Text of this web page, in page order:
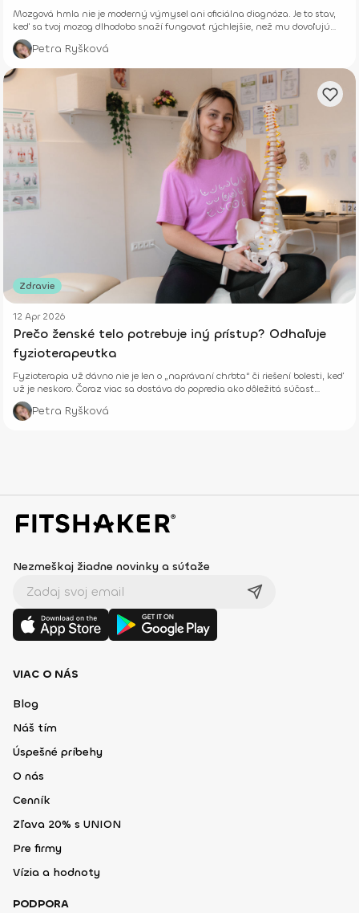
Mozgová hmla nie je moderný výmysel ani oficiálna diagnóza. Je to stav,
keď sa tvoj mozog dlhodobo snaží fungovať rýchlejšie, než mu dovoľujú
jeho biologické limity.
Petra Ryšková
Zdravie
12 Apr 2026
Prečo ženské telo potrebuje iný prístup? Odhaľuje
fyzioterapeutka
Fyzioterapia už dávno nie je len o „naprávaní chrbta“ či riešení bolesti, keď
už je neskoro. Čoraz viac sa dostáva do popredia ako dôležitá súčasť
prevencie, starostlivosti o telo aj celkového zdravia – fyzického aj
psychického.
Petra Ryšková
Nezmeškaj žiadne novinky a súťaže
VIAC O NÁS
Blog
Náš tím
Úspešné príbehy
O nás
Cenník
Zľava 20% s UNION
Pre firmy
Vízia a hodnoty
PODPORA